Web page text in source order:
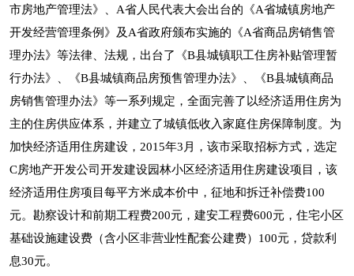
市房地产管理法》、A省人民代表大会出台的《A省城镇房地产
开发经营管理条例》及A省政府颁布实施的《A省商品房销售管
理办法》等法律、法规，出台了《B县城镇职工住房补贴管理暂
行办法》、《B县城镇商品房预售管理办法》、《B县城镇商品
房销售管理办法》等一系列规定，全面完善了以经济适用住房为
主的住房供应体系，并建立了城镇低收入家庭住房保障制度。为
加快经济适用住房建设，2015年3月，该市采取招标方式，选定
C房地产开发公司开发建设园林小区经济适用住房建设项目，该
经济适用住房项目每平方米成本价中，征地和拆迁补偿费100
元。勘察设计和前期工程费200元，建安工程费600元，住宅小区
基础设施建设费（含小区非营业性配套公建费）100元，贷款利
息30元。